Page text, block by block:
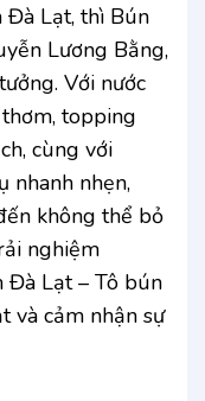
Đà Lạt, thì Bún
Lương Bằng,
Với nước
topping
cùng với
nhanh nhẹn,
không thể bỏ
nghiệm
Đà Lạt – Tô bún
và cảm nhận sự